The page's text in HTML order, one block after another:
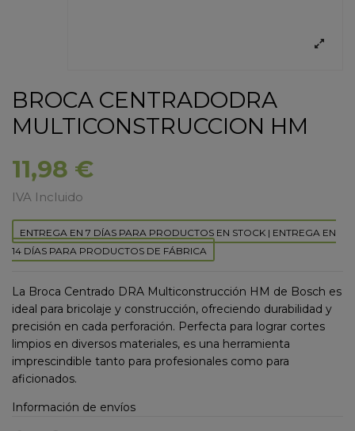
BROCA CENTRADODRA
MULTICONSTRUCCION HM
11,98 €
IVA Incluido
ENTREGA EN 7 DÍAS PARA PRODUCTOS EN STOCK | ENTREGA EN
14 DÍAS PARA PRODUCTOS DE FÁBRICA
La Broca Centrado DRA Multiconstrucción HM de Bosch es
ideal para bricolaje y construcción, ofreciendo durabilidad y
precisión en cada perforación. Perfecta para lograr cortes
limpios en diversos materiales, es una herramienta
imprescindible tanto para profesionales como para
aficionados.
Información de envíos